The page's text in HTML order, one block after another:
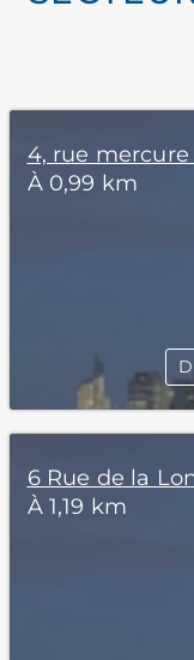
4, rue
À 0,99 km
6 Rue de la
À 1,19 km